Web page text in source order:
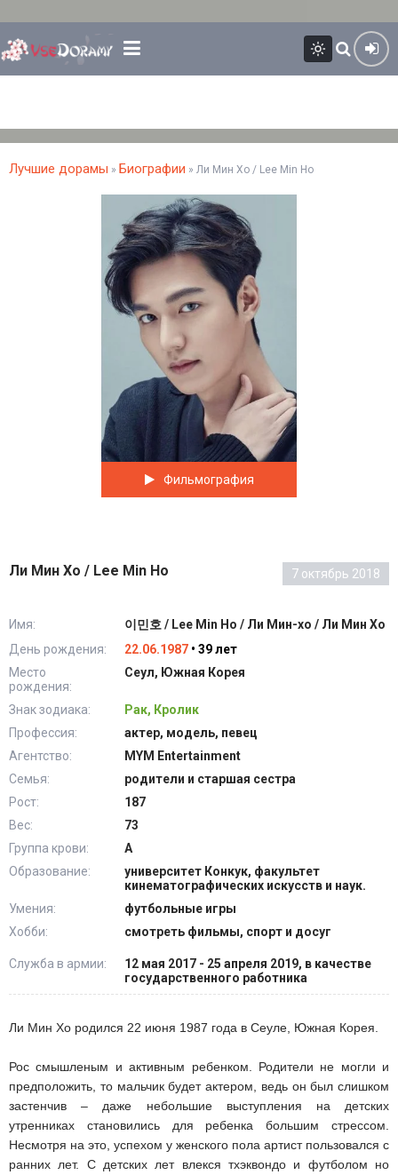
Лучшие дорамы » Биографии » Ли Мин Хо / Lee Min Ho
Фильмография
Ли Мин Хо / Lee Min Ho 7 октябрь 2018
Имя:
이민호 / Lee Min Ho / Ли Мин-хо / Ли Мин Хо
День рождения:
22.06.1987 • 39 лет
Место
рождения:
Сеул, Южная Корея
Знак зодиака:
Рак, Кролик
Профессия:
актер, модель, певец
Агентство:
MYM Entertainment
Семья:
родители и старшая сестра
Рост:
187
Вес:
73
Группа крови:
А
Образование:
университет Конкук, факультет
кинематографических искусств и наук.
Умения:
футбольные игры
Хобби:
смотреть фильмы, спорт и досуг
Служба в армии:
12 мая 2017 - 25 апреля 2019, в качестве
государственного работника
Ли Мин Хо родился 22 июня 1987 года в Сеуле, Южная Корея.
Рос смышленым и активным ребенком. Родители не могли и
предположить, то мальчик будет актером, ведь он был слишком
застенчив – даже небольшие выступления на детских
утренниках становились для ребенка большим стрессом.
Несмотря на это, успехом у женского пола артист пользовался с
ранних лет. С детских лет влекся тхэквондо и футболом но